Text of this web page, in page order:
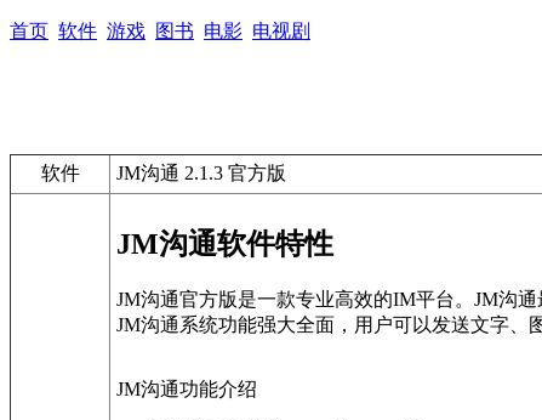
首页 软件 游戏 图书 电影 电视剧
软件 JM沟通 2.1.3 官方版
JM沟通软件特性
JM沟通官方版是一款专业高效的IM平台。JM沟
JM沟通系统功能强大全面，用户可以发送文字、
JM沟通功能介绍